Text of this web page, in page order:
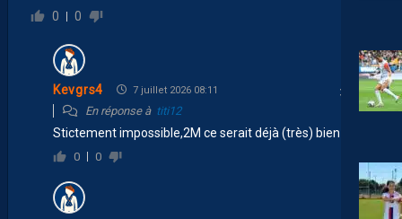
0 0
Kevgrs4 7 juillet 2026 08:11
En réponse à titi12
Stictement impossible,2M ce serait déjà (très) bien
0 0